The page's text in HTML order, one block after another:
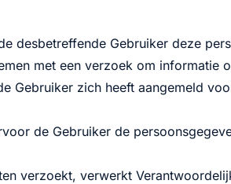
desbetreffende Gebruiker deze
met een verzoek om informatie
Gebruiker zich heeft aangemeld
de Gebruiker de
verzoekt, verwerkt